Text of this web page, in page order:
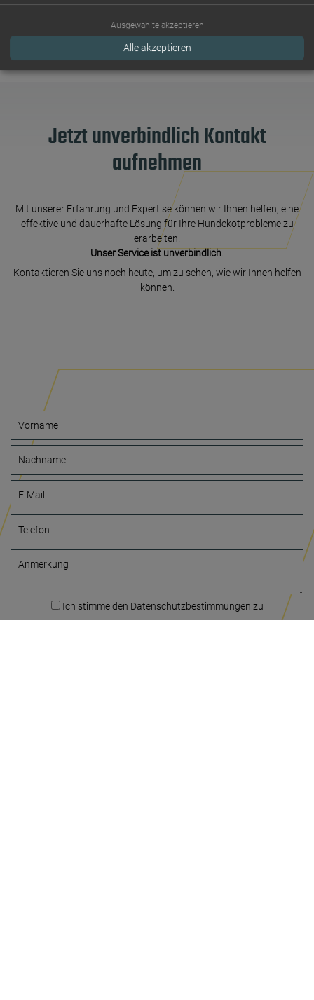
Jetzt unverbindlich Kontakt
aufnehmen
Mit unserer Erfahrung und Expertise können wir Ihnen helfen, eine
effektive und dauerhafte Lösung für Ihre Hundekotprobleme zu
erarbeiten.
Unser Service ist unverbindlich.
Kontaktieren Sie uns noch heute, um zu sehen, wie wir Ihnen helfen
können.
Vorname
Nachname
E-Mail
Telefon
Anmerkung
Ich stimme den Datenschutzbestimmungen zu
Ausgewählte akzeptieren
Alle akzeptieren